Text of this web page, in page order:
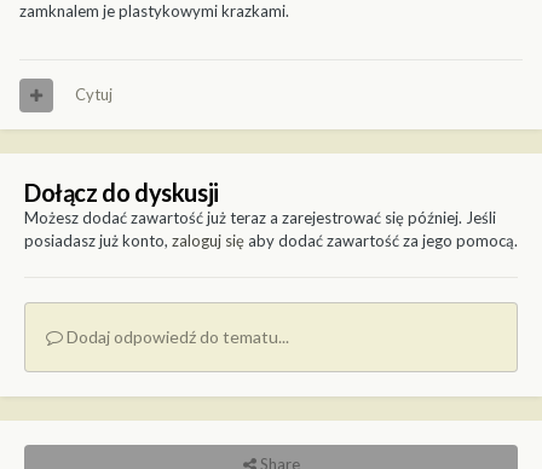
zamknalem je plastykowymi krazkami.
Cytuj
Dołącz do dyskusji
Możesz dodać zawartość już teraz a zarejestrować się później. Jeśli
posiadasz już konto, zaloguj sięaby dodać zawartość za jego pomocą.
Dodaj odpowiedź do tematu...
Share